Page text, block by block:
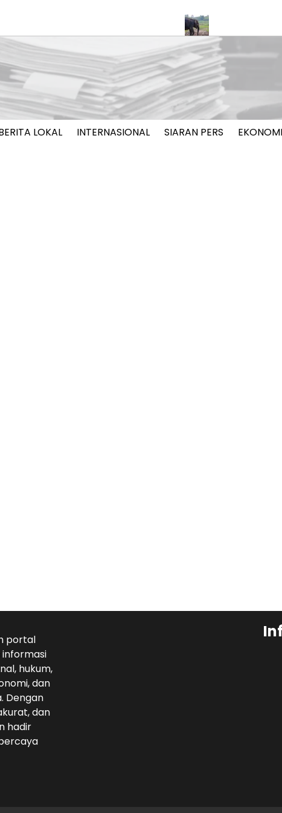
dan Pertumbuhan Ekonomi IndonesiaGajah Jovi di PLG
LOKAL INTERNASIONAL SIARAN PERS EKONOMI
portal
hukum,
dan
Dengan
dan
hadir